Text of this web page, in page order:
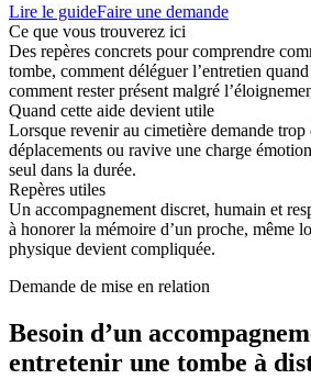
Lire le guideFaire une demande
Ce que vous trouverez ici
Des repères concrets pour comprendre
tombe, comment déléguer l’entretien
comment rester présent malgré
Quand cette aide devient utile
Lorsque revenir au cimetière demande trop
déplacements ou ravive une charge
seul dans la durée.
Repères utiles
Un accompagnement discret, humain et
à honorer la mémoire d’un proche, même
physique devient compliquée.
Demande de mise en relation
Besoin d’un
entretenir une tombe à